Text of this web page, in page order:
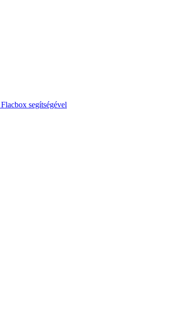
segítségével